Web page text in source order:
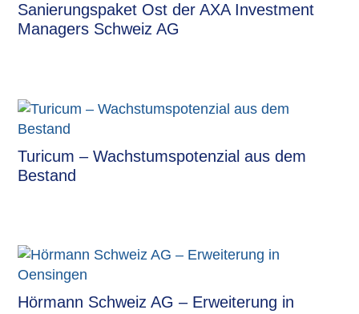
Sanierungspaket Ost der AXA Investment
Managers Schweiz AG
Turicum – Wachstumspotenzial aus dem
Bestand
Hörmann Schweiz AG – Erweiterung in